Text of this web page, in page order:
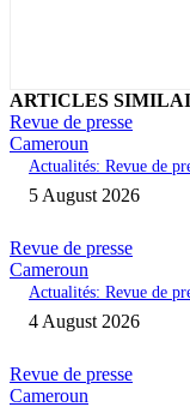
ARTICLES
Revue de presse
Cameroun
Actualités: Revue de
5 August 2026
Revue de presse
Cameroun
Actualités: Revue de
4 August 2026
Revue de presse
Cameroun